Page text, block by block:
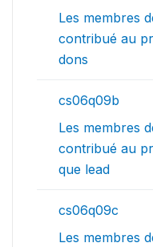
Les membres
contribué au
dons
cs06q09b
Les membres
contribué au
que lead
cs06q09c
Les membres